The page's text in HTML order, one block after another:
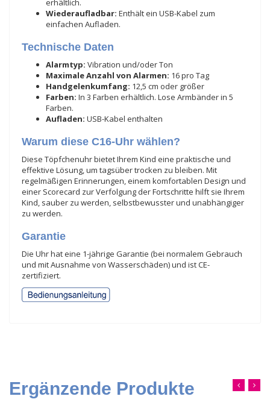
erhältlich.
Wiederaufladbar: Enthält ein USB-Kabel zum
einfachen Aufladen.
Technische Daten
Alarmtyp: Vibration und/oder Ton
Maximale Anzahl von Alarmen: 16 pro Tag
Handgelenkumfang: 12,5 cm oder größer
Farben: In 3 Farben erhältlich. Lose Armbänder in 5
Farben.
Aufladen: USB-Kabel enthalten
Warum diese C16-Uhr wählen?
Diese Töpfchenuhr bietet Ihrem Kind eine praktische und
effektive Lösung, um tagsüber trocken zu bleiben. Mit
regelmäßigen Erinnerungen, einem komfortablen Design und
einer Scorecard zur Verfolgung der Fortschritte hilft sie Ihrem
Kind, sauber zu werden, selbstbewusster und unabhängiger
zu werden.
Garantie
Die Uhr hat eine 1-jährige Garantie (bei normalem Gebrauch
und mit Ausnahme von Wasserschäden) und ist CE-
zertifiziert.
Ergänzende Produkte